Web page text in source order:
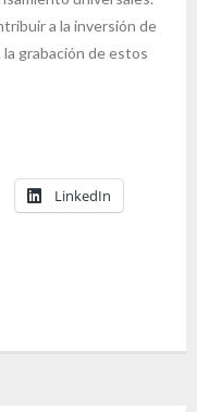
a la inversión de
grabación de estos
LinkedIn